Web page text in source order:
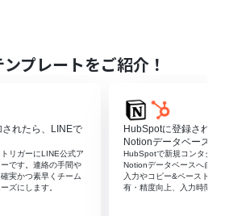
Notionを選択し、「特定のデータソー
・更新されたら」というアクションを設
ンで再度Notionを選択し、トリガー
レコード情報を取得します
設定し、取得した情報に基づいて後続
かの条件を設定します
ョンでAI機能を選択し、Notionから取
章を要約します
プレートをご紹介！
れたら、LINEで
リガーにLINE公式ア
です。連絡の手間や
実かつ素早くチーム
ズにします。
HubSpotに登録された
Notionデータベースへ
HubSpotで新規コンタクト
Notionデータベースへ自動
入力やコピー&ペーストを
有・精度向上、入力時間の